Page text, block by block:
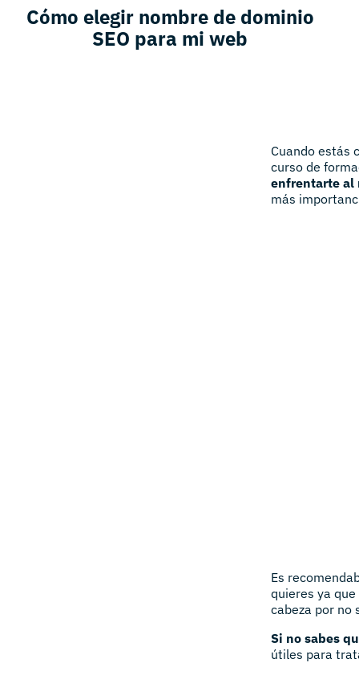
Cómo elegir nombre de dominio
SEO para mi web
Cuando estás
curso de
enfrentarte al
más
Es
quieres ya
cabeza por no
Si no sabes
útiles para